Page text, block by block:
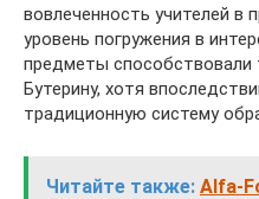
вовлеченность учителей в
уровень погружения в
предметы
Бутерину, хотя
традиционную систему
Читайте также: Alfa-